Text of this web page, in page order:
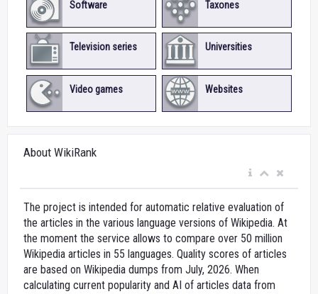
Software Taxones
Television series Universities
Video games Websites
About WikiRank
The project is intended for automatic relative evaluation of
the articles in the various language versions of Wikipedia. At
the moment the service allows to compare over 50 million
Wikipedia articles in 55 languages. Quality scores of articles
are based on Wikipedia dumps from July, 2026. When
calculating current popularity and AI of articles data from